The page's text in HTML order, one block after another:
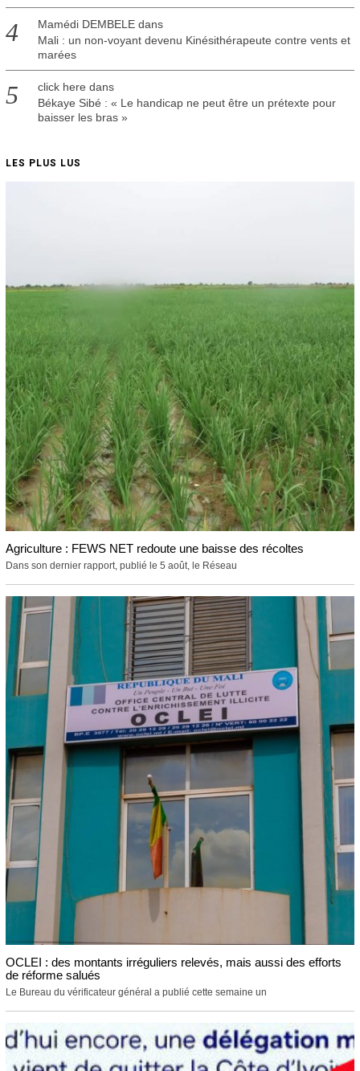
Mamédi DEMBELEdans
Mali : un non-voyant devenu Kinésithérapeute contre vents et
marées
click here dans
Békaye Sibé : « Le handicap ne peut être un prétexte pour
baisser les bras »
LES PLUS LUS
Agriculture : FEWS NET redoute une baisse des récoltes
Dans son dernier rapport, publié le 5 août, le Réseau
OCLEI : des montants irréguliers relevés, mais aussi des efforts
de réforme salués
Le Bureau du vérificateur général a publié cette semaine un